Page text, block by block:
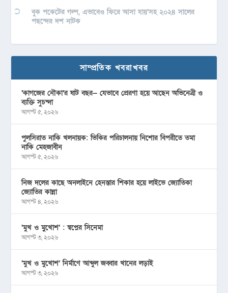
বুক পকেটের গল্প, এভাবেও ফিরে আসা যায়’সহ ২০২৪ সালের
পছন্দের দশ নাটক
সাম্প্রতিক খবরাখবর
‘কাগজের নৌকা’র ষাট বছর— যেভাবে প্রেরণা হয়ে আছেন অভিনেত্রী ও
ব্যক্তি সুচন্দা
আগস্ট ৫, ২০২৬
পুলসিরাত নাকি খলনায়ক: ভিকির পরিচালনায় নিশোর বিপরীতে তমা
নাকি মেহজাবীন
আগস্ট ৫, ২০২৬
নিজ দলের কাছে অনলাইনে হেনস্তার শিকার হয়ে লাইভে জ্যোতিকা
জ্যোতির কান্না
আগস্ট ৪, ২০২৬
‘মুখ ও মু্খোশ’ : স্বপ্নের সিনেমা
আগস্ট ৩, ২০২৬
‘মুখ ও মুখোশ’ নির্মাণে আব্দুল জব্বার খানের লড়াই
আগস্ট ৩, ২০২৬